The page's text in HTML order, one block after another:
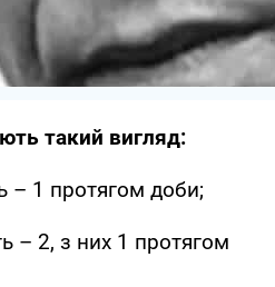
такий вигляд:
– 1 протягом доби;
– 2, з них 1 протягом